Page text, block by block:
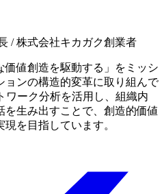
/ 株式会社キカガク創業者
価値創造を駆動する」をミッシ
ョンの構造的変革に取り組んで
ワーク分析を活用し、組織内
生み出すことで、創造的価値
を目指しています。